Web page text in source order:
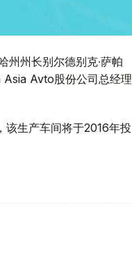
州州长别尔德别克∙萨帕
Avto股份公司总经理
生产车间将于2016年投